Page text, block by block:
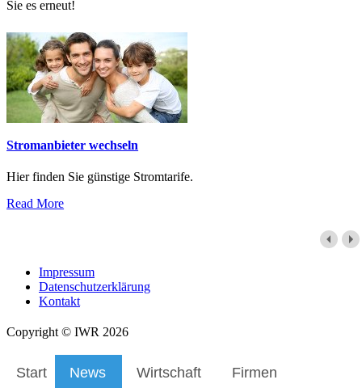
Sie es erneut!
Stromanbieter wechseln
Hier finden Sie günstige Stromtarife.
Read More
Impressum
Datenschutzerklärung
Kontakt
Copyright © IWR 2026
Start News Wirtschaft Firmen